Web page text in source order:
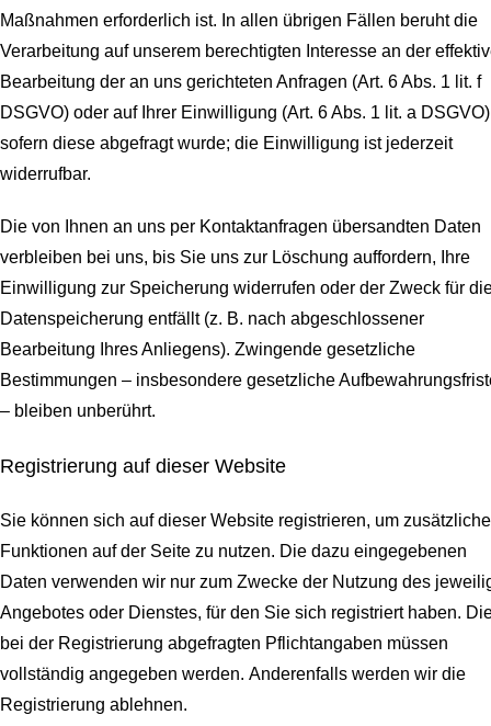
Maßnahmen erforderlich ist. In allen übrigen Fällen beruht die
Verarbeitung auf unserem berechtigten Interesse an der
Bearbeitung der an uns gerichteten Anfragen (Art. 6 Abs. 1 lit. f
DSGVO) oder auf Ihrer Einwilligung (Art. 6 Abs. 1 lit. a DSGVO)
sofern diese abgefragt wurde; die Einwilligung ist jederzeit
widerrufbar.
Die von Ihnen an uns per Kontaktanfragen übersandten Daten
verbleiben bei uns, bis Sie uns zur Löschung auffordern, Ihre
Einwilligung zur Speicherung widerrufen oder der Zweck für
Datenspeicherung entfällt (z. B. nach abgeschlossener
Bearbeitung Ihres Anliegens). Zwingende gesetzliche
Bestimmungen – insbesondere gesetzliche
– bleiben unberührt.
Registrierung auf dieser Website
Sie können sich auf dieser Website registrieren, um zusätzliche
Funktionen auf der Seite zu nutzen. Die dazu eingegebenen
Daten verwenden wir nur zum Zwecke der Nutzung des
Angebotes oder Dienstes, für den Sie sich registriert haben.
bei der Registrierung abgefragten Pflichtangaben müssen
vollständig angegeben werden. Anderenfalls werden wir die
Registrierung ablehnen.